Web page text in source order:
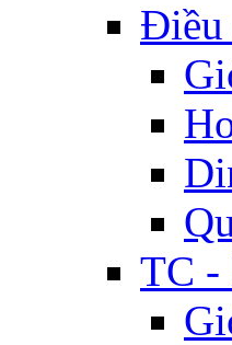
Điều
TC -